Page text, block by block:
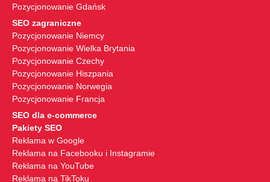
Pozycjonowanie Gdańsk
SEO zagraniczne
Pozycjonowanie Niemcy
Pozycjonowanie Wielka Brytania
Pozycjonowanie Czechy
Pozycjonowanie Hiszpania
Pozycjonowanie Norwegia
Pozycjonowanie Francja
SEO dla e-commerce
Pakiety SEO
Reklama w Google
Reklama na Facebooku i Instagramie
Reklama na YouTube
Reklama na TikToku